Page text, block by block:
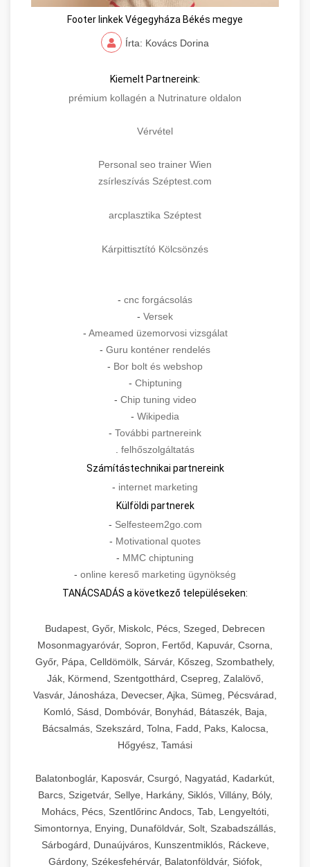
Footer linkek Végegyháza Békés megye
Írta: Kovács Dorina
Kiemelt Partnereink:
prémium kollagén a Nutrinature oldalon
Vérvétel
Personal seo trainer Wien
zsírleszívás Széptest.com
arcplasztika Széptest
Kárpittisztító Kölcsönzés
- cnc forgácsolás
- Versek
- Ameamed üzemorvosi vizsgálat
- Guru konténer rendelés
- Bor bolt és webshop
- Chiptuning
- Chip tuning video
- Wikipedia
- További partnereink
. felhőszolgáltatás
Számítástechnikai partnereink
- internet marketing
Külföldi partnerek
- Selfesteem2go.com
- Motivational quotes
- MMC chiptuning
- online kereső marketing ügynökség
TANÁCSADÁS a következő településeken:
Budapest, Győr, Miskolc, Pécs, Szeged, Debrecen
Mosonmagyaróvár, Sopron, Fertőd, Kapuvár, Csorna,
Győr, Pápa, Celldömölk, Sárvár, Kőszeg, Szombathely,
Ják, Körmend, Szentgotthárd, Csepreg, Zalalövő,
Vasvár, Jánosháza, Devecser, Ajka, Sümeg, Pécsvárad,
Komló, Sásd, Dombóvár, Bonyhád, Bátaszék, Baja,
Bácsalmás, Szekszárd, Tolna, Fadd, Paks, Kalocsa,
Hőgyész, Tamási
Balatonboglár, Kaposvár, Csurgó, Nagyatád, Kadarkút,
Barcs, Szigetvár, Sellye, Harkány, Siklós, Villány, Bóly,
Mohács, Pécs, Szentlőrinc Andocs, Tab, Lengyeltóti,
Simontornya, Enying, Dunaföldvár, Solt, Szabadszállás,
Sárbogárd, Dunaújváros, Kunszentmiklós, Ráckeve,
Gárdony, Székesfehérvár, Balatonföldvár, Siófok,